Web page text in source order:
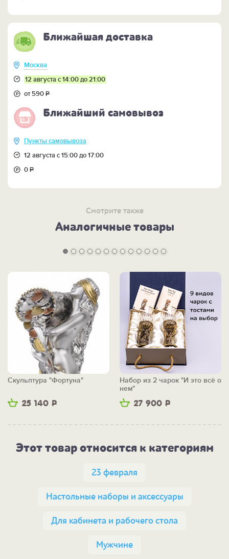
Ближайшая доставка
Москва
12 августа с 14:00 до 21:00
от 590Р
Ближайший самовывоз
Пункты самовывоза
12 августа с 15:00 до 17:00
0Р
Смотрите также
Аналогичные товары
25 140 Р
Скульптура "Фортуна"
27 900 Р
Набор из 2 чарок "И это всё о
нем"
Этот товар относится к категориям
23 февраля
Настольные наборы и аксессуары
Для кабинета и рабочего стола
Мужчине